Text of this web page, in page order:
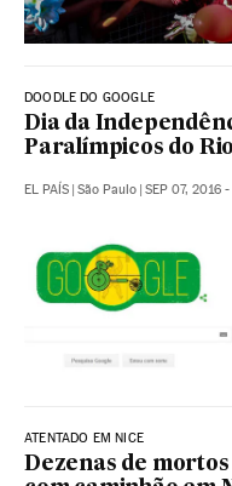
DOODLE DO GOOGLE
Dia da
Paralímpicos do
EL PAÍS | São Paulo | SEP 07, 2016
ATENTADO EM NICE
Dezenas de